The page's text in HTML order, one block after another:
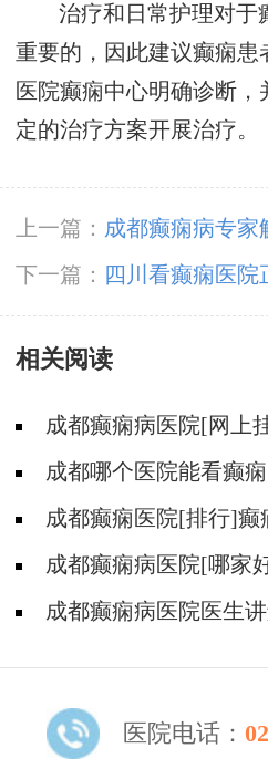
治疗和日常护理对于
重要的，因此建议癫痫患
医院癫痫中心明确诊断，
定的治疗方案开展治疗。
上一篇： 成都癫痫病专家
期间发病会造成流产吗?
下一篇：
四川看癫痫医
童良性癫痫?
相关阅读
成都癫痫病医院[网上
动吗?成都哪个医院能看癫
如何护理?
成都癫痫医院[排行]癫
成都癫痫病医院[哪家
成都癫痫病医院医生
医院电话：